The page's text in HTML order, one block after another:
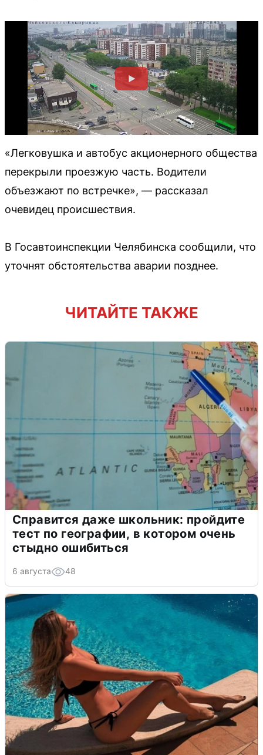
«Легковушка и автобус акционерного общества
перекрыли проезжую часть. Водители
объезжают по встречке», — рассказал
очевидец происшествия.
В Госавтоинспекции Челябинска сообщили, что
уточнят обстоятельства аварии позднее.
ЧИТАЙТЕ ТАКЖЕ
Справится даже школьник: пройдите
тест по географии, в котором очень
стыдно ошибиться
6 августа 48